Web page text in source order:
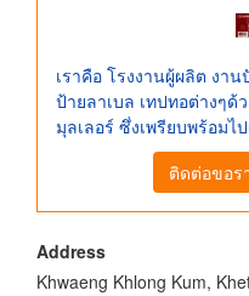
เราคือ โรงงานผู้ผลิต งา
ป้ายลาเบล เทปทอต่างๆด้
มุลเลอร์ ซึ่งเพรียบพร้อมไ
ติดต่อขอร
Address
Khwaeng Khlong Kum,